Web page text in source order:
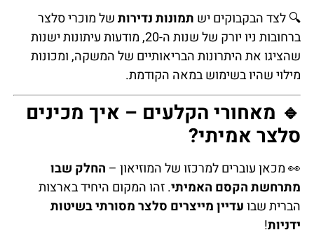
🔍 לצד הבקבוקים יש תמונות נדירותשל מוכרי סלצר
ברחובות ניו יורק של שנות ה-20, מודעות עיתונות ישנות
שהציגו את היתרונות הבריאותיים של המשקה, ומכונות
מילוי שהיו בשימוש במאה הקודמת.
🔹 מאחורי הקלעים – איך מכינים
סלצר אמיתי?
👀 מכאן עוברים למרכזו של המוזיאון – החלק שבו
מתרחשת הקסם האמיתי. זהו המקום היחיד בארצות
הברית שבועדיין מייצרים סלצר מסורתי בשיטות
ידניות!